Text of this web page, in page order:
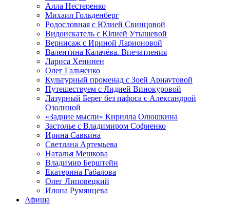
Алла Нестеренко
Михаил Гольденберг
Родословная с Юлией Свинцовой
Видоискатель с Юлией Утышевой
Вернисаж с Ириной Ларионовой
Валентина Калачёва. Впечатления
Лариса Хенинен
Олег Гальченко
Культурный променад с Зоей Арнаутовой
Путешествуем с Лидией Винокуровой
Лазурный Берег без пафоса с Александрой
Озолиной
«Задние мысли» Кирилла Олюшкина
Застолье с Владимиром Софиенко
Ирина Савкина
Светлана Артемьева
Наталья Мешкова
Владимир Берштейн
Екатерина Габалова
Олег Липовецкий
Илона Румянцева
Афиша